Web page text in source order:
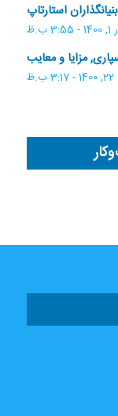
مزایا و معایب